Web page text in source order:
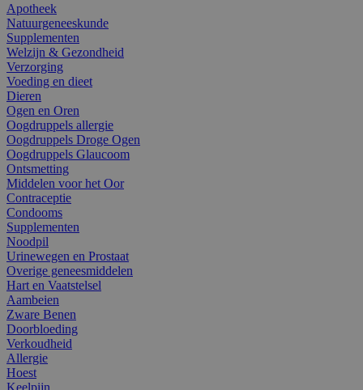
Apotheek
Natuurgeneeskunde
Supplementen
Welzijn & Gezondheid
Verzorging
Voeding en dieet
Dieren
Ogen en Oren
Oogdruppels allergie
Oogdruppels Droge Ogen
Oogdruppels Glaucoom
Ontsmetting
Middelen voor het Oor
Contraceptie
Condooms
Supplementen
Noodpil
Urinewegen en Prostaat
Overige geneesmiddelen
Hart en Vaatstelsel
Aambeien
Zware Benen
Doorbloeding
Verkoudheid
Allergie
Hoest
Keelpijn